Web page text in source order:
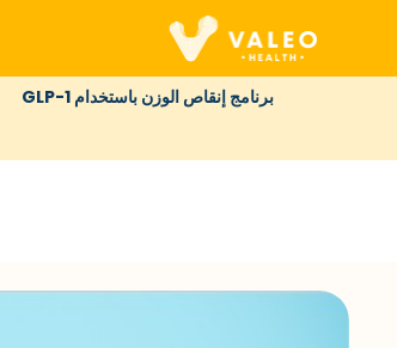
برنامج إنقاص الوزن باستخدام GLP-1